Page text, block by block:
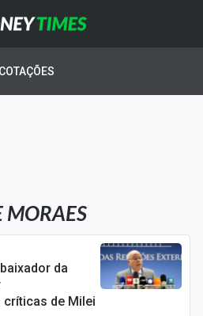
COTAÇÕES
MORAES
da
de Milei